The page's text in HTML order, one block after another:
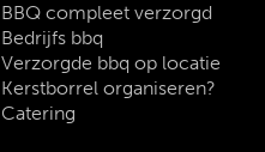
BBQ compleet verzorgd
Bedrijfs bbq
Verzorgde bbq op locatie
Kerstborrel organiseren?
Catering